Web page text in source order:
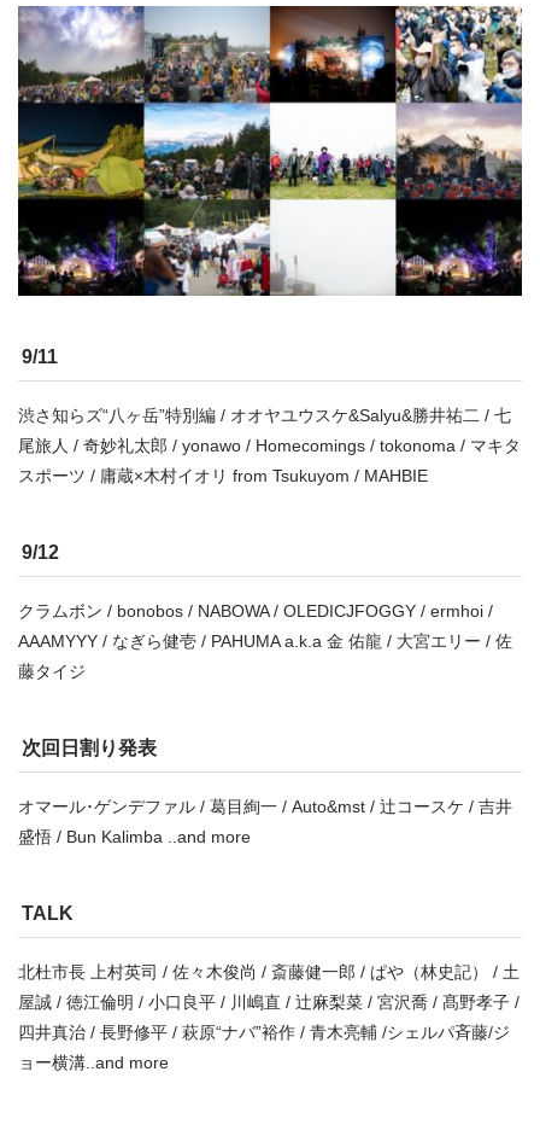
9/11
渋さ知らズ“八ヶ岳”特別編 / オオヤユウスケ&Salyu&勝井祐二 / 七
尾旅人 / 奇妙礼太郎 / yonawo / Homecomings / tokonoma / マキタ
スポーツ / 庸蔵×木村イオリ from Tsukuyom / MAHBIE
9/12
クラムボン / bonobos / NABOWA / OLEDICJFOGGY / ermhoi /
AAAMYYY / なぎら健壱 / PAHUMA a.k.a 金 佑龍 / 大宮エリー / 佐
藤タイジ
次回日割り発表
オマール･ゲンデファル / 葛目絢一 / Auto&mst / 辻コースケ / 吉井
盛悟 / Bun Kalimba ..and more
TALK
北杜市長 上村英司 / 佐々木俊尚 / 斎藤健一郎 / ぱや（林史記） / 土
屋誠 / 徳江倫明 / 小口良平 / 川嶋直 / 辻麻梨菜 / 宮沢喬 / 髙野孝子 /
四井真治 / 長野修平 / 萩原“ナバ”裕作 / 青木亮輔 /シェルパ斉藤/ジ
ョー横溝..and more